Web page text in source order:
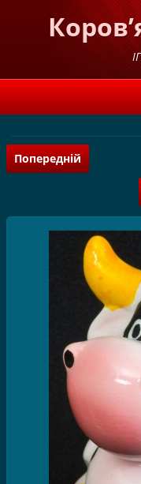
Попередній